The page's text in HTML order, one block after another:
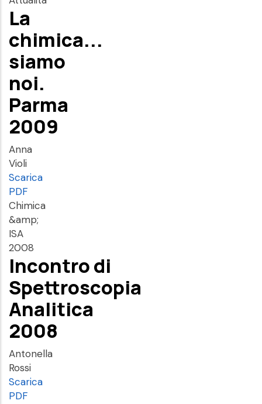
La
chimica...
siamo
noi.
Parma
2009
Anna
Violi
Scarica
PDF
Chimica
&amp;
ISA
2008
Incontro di
Spettroscopia
Analitica
2008
Antonella
Rossi
Scarica
PDF